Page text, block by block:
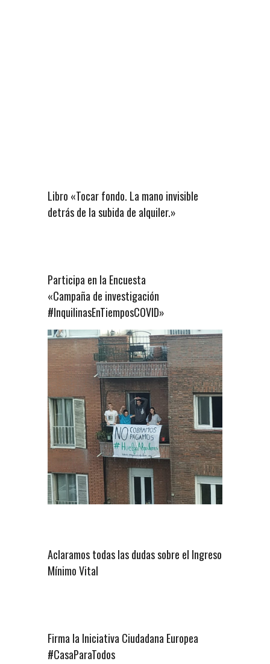
Libro «Tocar fondo. La mano invisible
detrás de la subida de alquiler.»
Participa en la Encuesta
«Campaña de investigación
#InquilinasEnTiemposCOVID»
Aclaramos todas las dudas sobre el Ingreso
Mínimo Vital
Firma la Iniciativa Ciudadana Europea
#CasaParaTodos